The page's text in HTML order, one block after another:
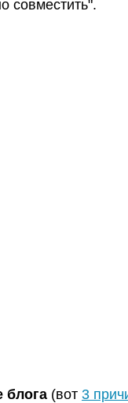
совместить".
блога (вот 3